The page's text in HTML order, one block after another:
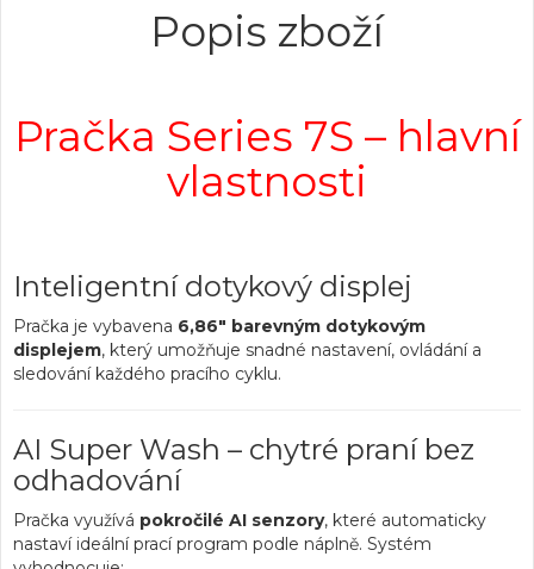
Popis zboží
Pračka Series 7S – hlavní
vlastnosti
Inteligentní dotykový displej
Pračka je vybavena 6,86" barevným dotykovým
displejem, který umožňuje snadné nastavení, ovládání a
sledování každého pracího cyklu.
AI Super Wash – chytré praní bez
odhadování
Pračka využívá pokročilé AI senzory, které automaticky
nastaví ideální prací program podle náplně. Systém